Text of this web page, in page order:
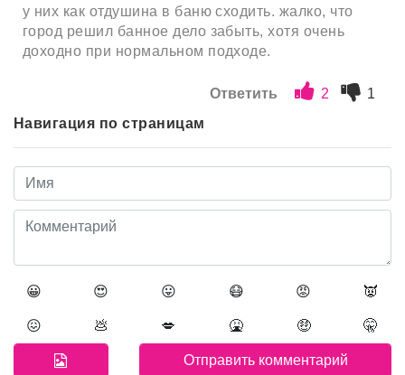
у них как отдушина в баню сходить. жалко, что
город решил банное дело забыть, хотя очень
доходно при нормальном подходе.
Ответить 2
1
Навигация по страницам
😀 😍 😛 😷 😡 👿
😖 💩 💋 🤮 🤑 🤫